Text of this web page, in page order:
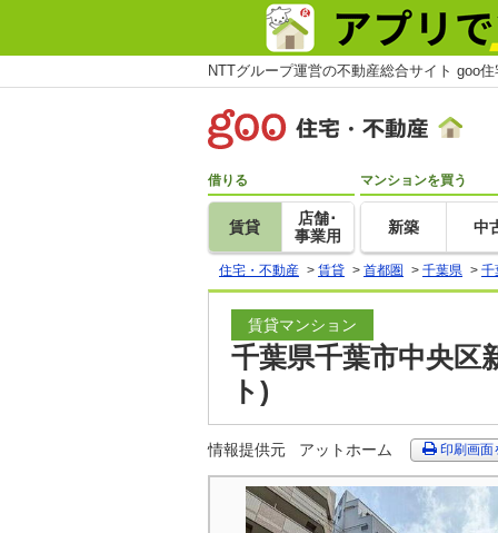
NTTグループ運営の不動産総合サイト goo
借りる
賃貸
店舗･
事業用
マンションを買う
新築 中
住宅・不動産 > 賃貸 > 首都圏 > 千葉県 > 千
賃貸マンション
千葉県千葉市中央区
ト)
情報提供元 アットホーム 印刷画面